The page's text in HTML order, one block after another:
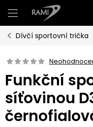
na
obsah
Dívčí sportovní trička
Funkční
síťovinou